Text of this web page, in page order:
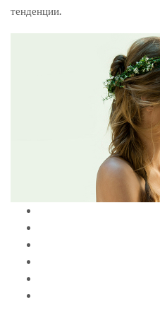
тенденции.